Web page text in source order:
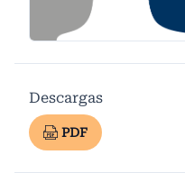
Descargas
PDF